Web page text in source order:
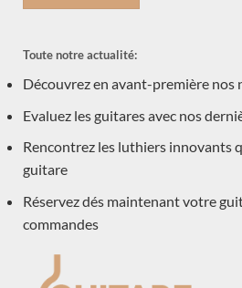
David Pelter
Eugenio Naso
Paul Lazzarini
John Price
Vasilis Vaseleiadis
José Romanillos & son
Will Hamm
Régis Sala
Jan Schneider
Toute notre actualité:
Découvrez en avant-première nos
Evaluez les guitares avec nos
Rencontrez les luthiers innovants
guitare
Réservez dés maintenant votre
commandes